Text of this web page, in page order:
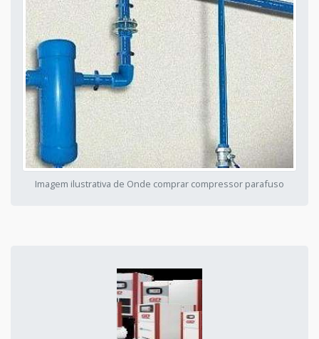
Imagem ilustrativa de Onde comprar compressor parafuso